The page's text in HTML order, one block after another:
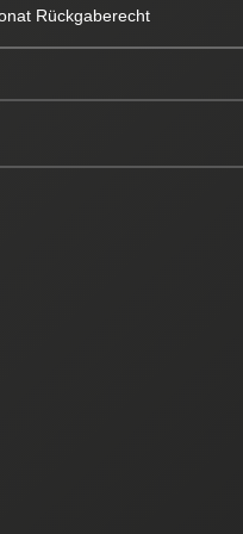
Rückgaberecht